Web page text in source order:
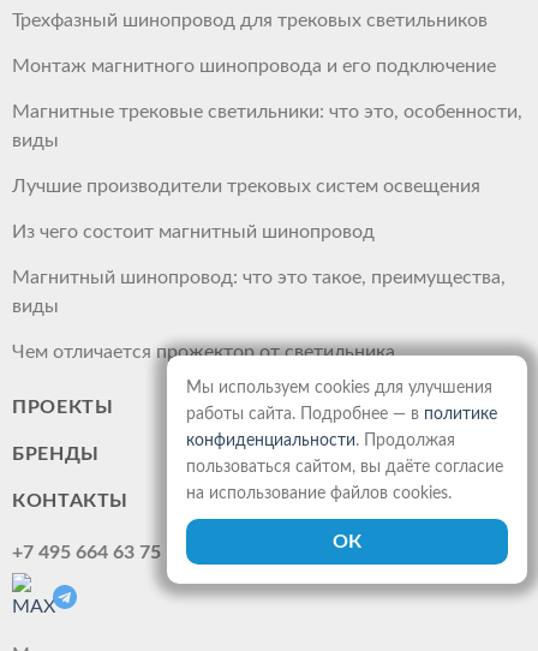
Трехфазный шинопровод для трековых светильников
Монтаж магнитного шинопровода и его подключение
Магнитные трековые светильники: что это, особенности,
виды
Лучшие производители трековых систем освещения
Из чего состоит магнитный шинопровод
Магнитный шинопровод: что это такое, преимущества,
виды
Чем отличается прожектор от светильника
ПРОЕКТЫ
БРЕНДЫ
КОНТАКТЫ
+7 495 664 63 75
Мы используем cookies для улучшения
работы сайта. Подробнее — в политике
конфиденциальности. Продолжая
пользоваться сайтом, вы даёте согласие
на использование файлов cookies.